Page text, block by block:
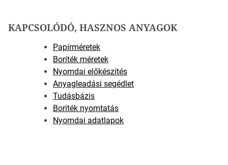
KAPCSOLÓDÓ, HASZNOS ANYAGOK
Papírméretek
Boríték méretek
Nyomdai előkészítés
Anyagleadási segédlet
Tudásbázis
Boríték nyomtatás
Nyomdai adatlapok